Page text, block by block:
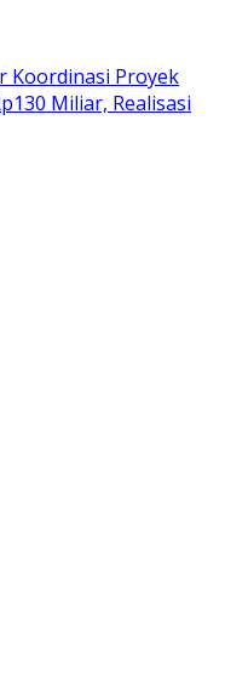
Koordinasi Proyek
Miliar, Realisasi